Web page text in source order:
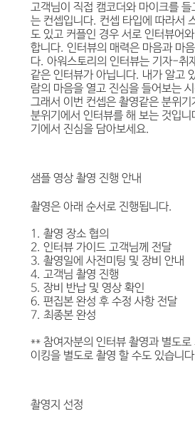
고객님이 직접 캠코더와 마이크를
는 컨셉입니다. 컨셉 타입에 따라서
도 있고 커플인 경우 서로 인터뷰어
합니다. 인터뷰의 매력은 마음과 마
다. 아워스토리의 인터뷰는 기자-취
같은 인터뷰가 아닙니다. 내가 알고
람의 마음을 열고 진심을 들어보는
그래서 이번 컨셉은 촬영같은 분위
분위기에서 인터뷰를 해 보는 것입
기에서 진심을 담아보세요.
샘플 영상 촬영 진행 안내
촬영은 아래 순서로 진행됩니다.
1. 촬영 장소 협의
2. 인터뷰 가이드 고객님께 전달
3. 촬영일에 사전미팅 및 장비 안내
4. 고객님 촬영 진행
5. 장비 반납 및 영상 확인
6. 편집본 완성 후 수정 사항 전달
7. 최종본 완성
** 참여자분의 인터뷰 촬영과 별도로
이킹을 별도로 촬영 할 수도 있습니
촬영지 선정